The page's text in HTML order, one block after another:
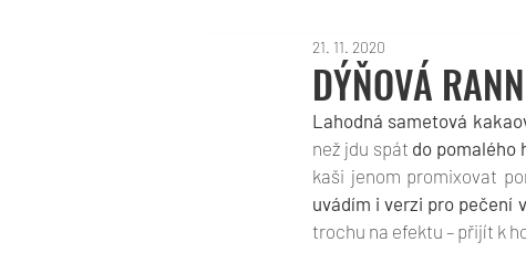
Pomalý hrnec
Program Whole30 Co je paleo
DÝŇOVÁ
21. 11. 2020
Lahodná sametová
než jdu spát do pomalého
kaši jenom promixovat
uvádím i verzi pro pečení
trochu na efektu – přijít k